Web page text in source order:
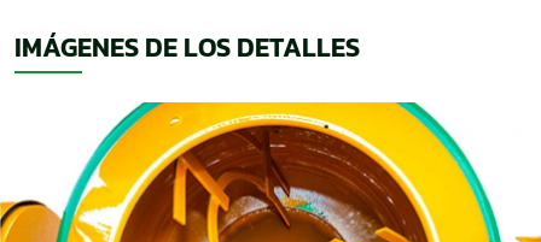
IMÁGENES DE LOS DETALLES